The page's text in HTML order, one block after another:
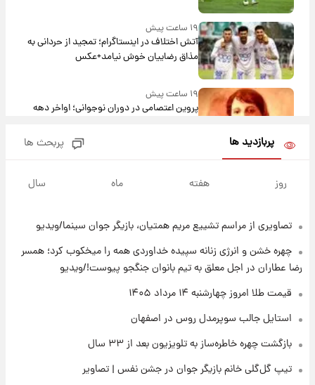
۱۹ ساعت پیش
آتش اختلاف در اینستاگرام؛ تمجید از حردانی به
مذاق رضاییان خوش نیامد+عکس
۱۹ ساعت پیش
پروین اعتصامی در دوران نوجوانی؛ اواخر دهه
هسته‌ای در آسمان ظاهر شد
۲۰ ساعت پیش
کرد
۲۲ ساعت پیش
۱۴۰۵/ نرخ‌ها ثابت ماند؟ +جدول
علی مطهری: اجرای کامل تفاهم‌نامه اسلام‌آباد،
پربازدید ها پربحث ها
روز هفته ماه سال
تصاویری از مراسم تشییع مریم همتیان، بازیگر جوان سینما/ویدیو
چهره خشن و انرژی زنانه سپیده خداوردی همه را میخکوب کرد؛ همسر
رضا عطاران در اجل معلق به تیم بانوان جنگجو پیوست!/ویدیو
قیمت طلا امروز چهارشنبه ۱۴ مرداد ۱۴۰۵
استایل جالب سوپرمدل روس در اصفهان
بازگشت چهره خاطره‌ساز به تلویزیون بعد از ۳۳ سال
تیپ گل‌گلی خانم بازیگر جوان در جشن نفس | تصاویر